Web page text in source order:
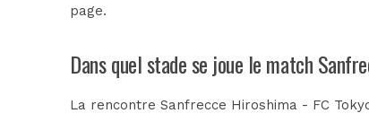
page.
Dans quel stade se joue le match
La rencontre Sanfrecce Hiroshima - FC